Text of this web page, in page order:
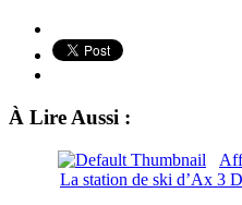
À Lire Aussi :
La station de ski d’Ax 3